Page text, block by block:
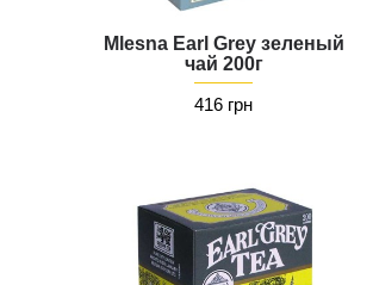
Mlesna Earl Grey зеленый
чай 200г
416 грн